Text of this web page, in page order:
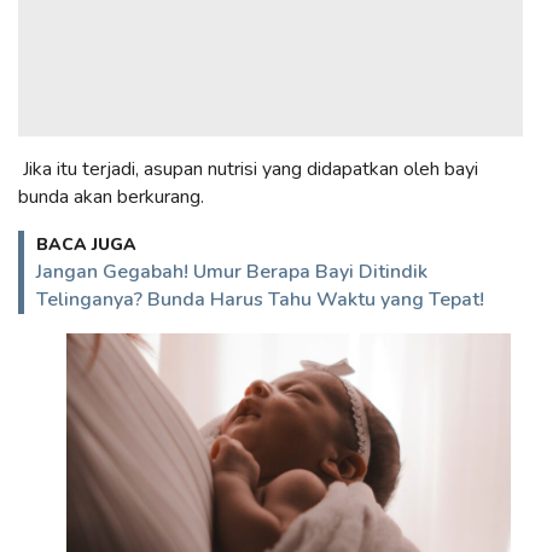
Jika itu terjadi, asupan nutrisi yang didapatkan oleh bayi
bunda akan berkurang.
BACA JUGA
Jangan Gegabah! Umur Berapa Bayi Ditindik
Telinganya? Bunda Harus Tahu Waktu yang Tepat!